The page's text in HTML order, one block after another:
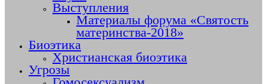
Выступления
Материалы форума «Святость
материнства-2018»
Биоэтика
Христианская биоэтика
Угрозы